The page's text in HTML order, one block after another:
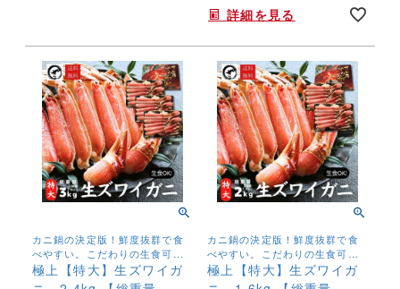
詳細を見る
カニ鍋の決定版！鮮度抜群で食
べやすい。こだわりの生食可ズ
ワイガニ
極上【特大】生ズワイガ
カニ鍋の決定版！鮮度抜群で食
べやすい。こだわりの生食可ズ
ワイガニ
極上【特大】生ズワイガ